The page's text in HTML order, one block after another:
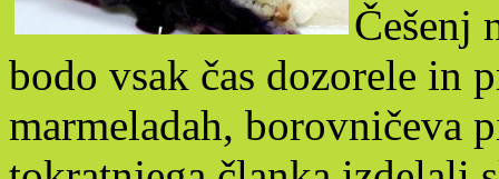
Češenj
bodo vsak čas dozorele in
marmeladah, borovničeva